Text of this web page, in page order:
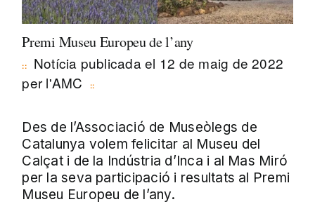
Premi Museu Europeu de l’any
Notícia publicada el 12 de maig de 2022
per l'AMC
Des de l’Associació de Museòlegs de
Catalunya volem felicitar al Museu del
Calçat i de la Indústria d’Inca i al Mas Miró
per la seva participació i resultats al Premi
Museu Europeu de l’any.